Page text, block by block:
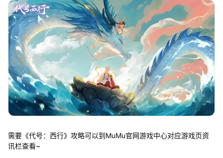
需要《代号：西行》攻略可以到MuMu官网游戏中心对应游戏页资
讯栏查看~